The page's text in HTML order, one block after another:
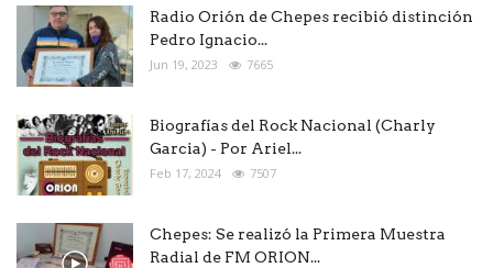
Radio Orión de Chepes recibió distinción
Pedro Ignacio...
Jun 19, 2023 7665
Biografías del Rock Nacional (Charly
Garcia) - Por Ariel...
Feb 17, 2024 7507
Chepes: Se realizó la Primera Muestra
Radial de FM ORION...